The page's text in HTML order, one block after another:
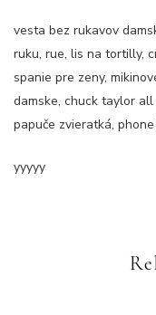
vesta bez rukavov
ruku, rue, lis na tortilly,
spanie pre zeny,
damske, chuck taylor
papuče zvieratká,
yyyyy